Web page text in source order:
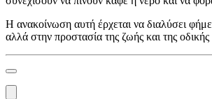
Η ανακοίνωση αυτή έρχεται να διαλύσει
αλλά στην προστασία της ζωής και της